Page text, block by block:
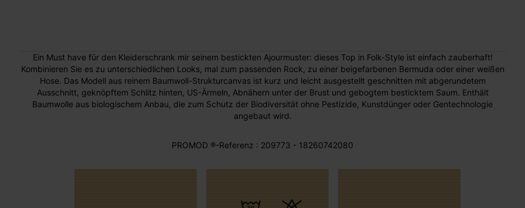
Ein Must have für den Kleiderschrank mir seinem bestickten Ajourmuster: dieses Top in Folk-Style ist einfach zauberhaft!
Kombinieren Sie es zu unterschiedlichen Looks, mal zum passenden Rock, zu einer beigefarbenen Bermuda oder einer weißen
Hose. Das Modell aus reinem Baumwoll-Strukturcanvas ist kurz und leicht ausgestellt geschnitten mit abgerundetem
Ausschnitt, geknöpftem Schlitz hinten, US-Ärmeln, Abnähern unter der Brust und gebogtem besticktem Saum. Enthält
Baumwolle aus biologischem Anbau, die zum Schutz der Biodiversität ohne Pestizide, Kunstdünger oder Gentechnologie
angebaut wird.
PROMOD ®-Referenz : 209773 - 18260742080